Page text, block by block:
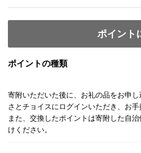
ポイント
ポイントの種類
寄附いただいた後に、お礼の品をお申
さとチョイスにログインいただき、お
また、交換したポイントは寄附した自
けください。